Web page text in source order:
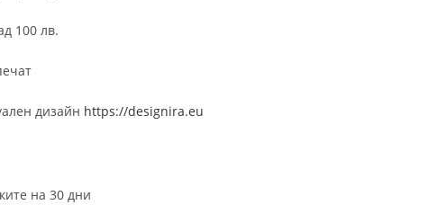
100 лв.
дизайн https://designira.eu
на 30 дни